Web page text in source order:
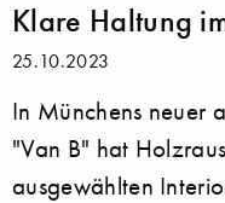
Klare Haltung
25.10.2023
In Münchens neuer
"Van B" hat
ausgewählten